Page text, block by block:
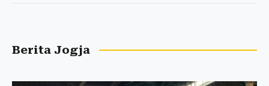
Berita Jogja